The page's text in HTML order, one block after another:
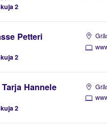
2
Petteri
2
Hannele
2